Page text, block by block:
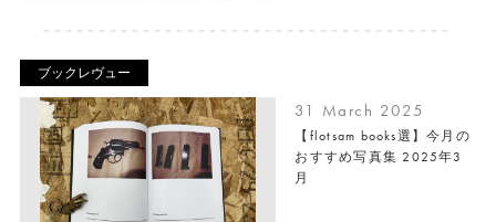
ブックレヴュー
31 March 2025
【flotsam books選】今月の
おすすめ写真集 2025年3
月